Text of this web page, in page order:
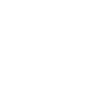
3x120+1x70 600V/